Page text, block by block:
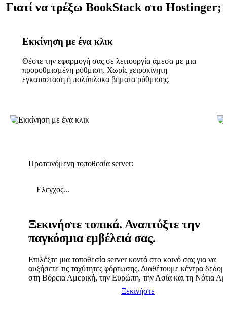
Γιατί να τρέξω BookStack στο Hostinger;
Εκκίνηση με ένα κλικ
Θέστε την εφαρμογή σας σε λειτουργία άμεσα με μια
προρυθμισμένη ρύθμιση. Χωρίς χειροκίνητη
εγκατάσταση ή πολύπλοκα βήματα ρύθμισης.
Προτεινόμενη τοποθεσία server:
Ελεγχος...
Ξεκινήστε τοπικά. Αναπτύξτε την
παγκόσμια εμβέλειά σας.
Επιλέξτε μια τοποθεσία server κοντά στο κοινό σας για να
αυξήσετε τις ταχύτητες φόρτωσης. Διαθέτουμε κέντρα
στη Βόρεια Αμερική, την Ευρώπη, την Ασία και τη Νότια
Ξεκινήστε